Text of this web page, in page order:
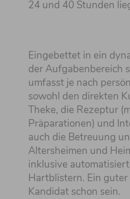
24 und 40 Stunden
Eingebettet in ein
der Aufgabenbereich
umfasst je nach
sowohl den direkten
Theke, die Rezeptur
Präparationen) und
auch die Betreuung
Altersheimen und
inklusive
Hartblistern. Ein
Kandidat schon sein.